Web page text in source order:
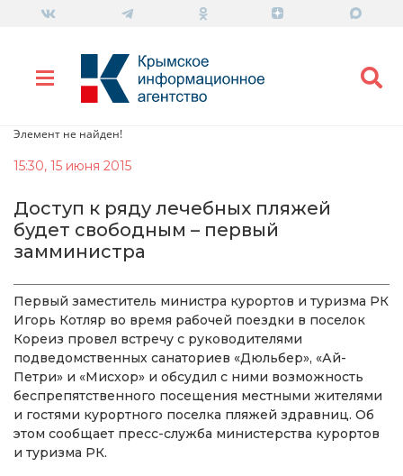
Элемент не найден!
15:30, 15 июня 2015
Доступ к ряду лечебных пляжей
будет свободным – первый
замминистра
Первый заместитель министра курортов и туризма РК
Игорь Котляр во время рабочей поездки в поселок
Кореиз провел встречу с руководителями
подведомственных санаториев «Дюльбер», «Ай-
Петри» и «Мисхор» и обсудил с ними возможность
беспрепятственного посещения местными жителями
и гостями курортного поселка пляжей здравниц. Об
этом сообщает пресс-служба министерства курортов
и туризма РК.